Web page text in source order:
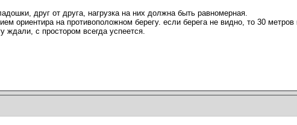
друг от друга, нагрузка на них должна быть равномерная.
ориентира на противоположном берегу. если берега не видно, то 30 метров
ждали, с простором всегда успеется.